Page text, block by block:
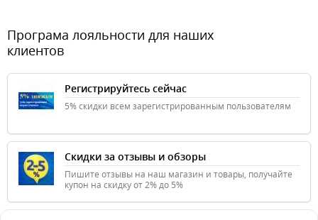
Програма лояльности для наших
клиентов
Регистрируйтесь сейчас
5% скидки всем зарегистрированным пользователям
Скидки за отзывы и обзоры
Пишите отзывы на наш магазин и товары, получайте
купон на скидку от 2% до 5%